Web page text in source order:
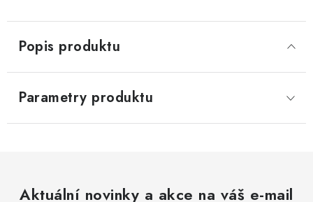
Popis produktu
Parametry produktu
Aktuální novinky a akce na váš e-mail